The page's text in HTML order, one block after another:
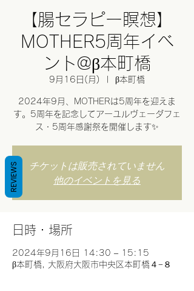
【腸セラピー瞑想】
MOTHER5周年イベ
ント@β本町橋
9月16日(月) β本町橋
2024年9月、MOTHERは5周年を迎えま
す。5周年を記念してアーユルヴェーダフェ
ス・5周年感謝祭を開催します✨
チケットは販売されていません
他のイベントを見る
日時・場所
2024年9月16日 14:30 – 15:15
β本町橋, 大阪府大阪市中央区本町橋４−８
REVIEWS